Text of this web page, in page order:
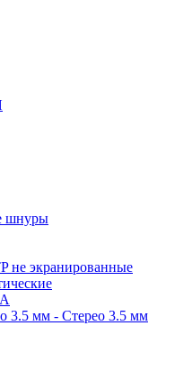
шнуры
не экранированные
мм - Стерео 3.5 мм